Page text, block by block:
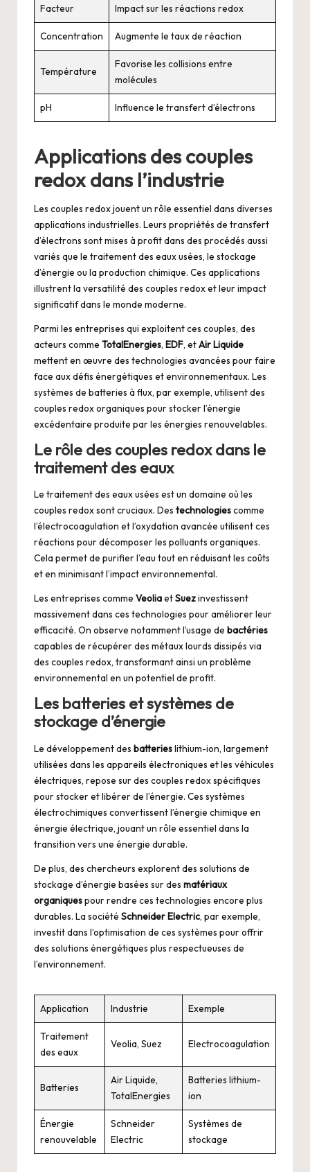
Facteur Impact sur les réactions redox
Concentration Augmente le taux de réaction
Température
Favorise les collisions entre
molécules
pH Influence le transfert d’électrons
Applications des couples
redox dans l’industrie
Les couples redox jouent un rôle essentiel dans diverses
applications industrielles. Leurs propriétés de transfert
d’électrons sont mises à profit dans des procédés aussi
variés que le traitement des eaux usées, le stockage
d’énergie ou la production chimique. Ces applications
illustrent la versatilité des couples redox et leur impact
significatif dans le monde moderne.
Parmi les entreprises qui exploitent ces couples, des
acteurs comme TotalEnergies, EDF, etAir Liquide
mettent en œuvre des technologies avancées pour faire
face aux défis énergétiques et environnementaux. Les
systèmes de batteries à flux, par exemple, utilisent des
couples redox organiques pour stocker l’énergie
excédentaire produite par les énergies renouvelables.
Le rôle des couples redox dans le
traitement des eaux
Le traitement des eaux usées est un domaine où les
couples redox sont cruciaux. Des technologiescomme
l’électrocoagulation et l’oxydation avancée utilisent ces
réactions pour décomposer les polluants organiques.
Cela permet de purifier l’eau tout en réduisant les coûts
et en minimisant l’impact environnemental.
Les entreprises comme VeoliaetSuezinvestissent
massivement dans ces technologies pour améliorer leur
efficacité. On observe notamment l’usage de bactéries
capables de récupérer des métaux lourds dissipés via
des couples redox, transformant ainsi un problème
environnemental en un potentiel de profit.
Les batteries et systèmes de
stockage d’énergie
Le développement des batterieslithium-ion, largement
utilisées dans les appareils électroniques et les véhicules
électriques, repose sur des couples redox spécifiques
pour stocker et libérer de l’énergie. Ces systèmes
électrochimiques convertissent l’énergie chimique en
énergie électrique, jouant un rôle essentiel dans la
transition vers une énergie durable.
De plus, des chercheurs explorent des solutions de
stockage d’énergie basées sur des matériaux
organiquespour rendre ces technologies encore plus
durables. La société Schneider Electric, par exemple,
investit dans l’optimisation de ces systèmes pour offrir
des solutions énergétiques plus respectueuses de
l’environnement.
Application Industrie Exemple
Traitement
des eaux
Veolia, Suez Electrocoagulation
Batteries
Air Liquide,
TotalEnergies
Batteries lithium-
ion
Énergie
renouvelable
Schneider
Electric
Systèmes de
stockage